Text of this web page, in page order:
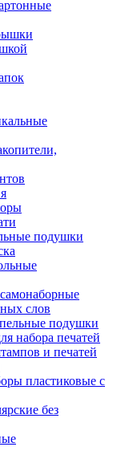
подушки
слов
подушки
набора печатей
и печатей
пластиковые с
без